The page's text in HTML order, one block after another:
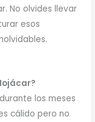
No olvides llevar
esos
los meses
cálido pero no